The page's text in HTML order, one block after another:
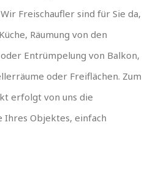
Freischaufler sind für Sie da,
Räumung von den
Entrümpelung von Balkon,
oder Freiflächen. Zum
erfolgt von uns die
Objektes, einfach